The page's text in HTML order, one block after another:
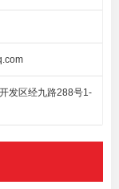
发区经九路288号1-